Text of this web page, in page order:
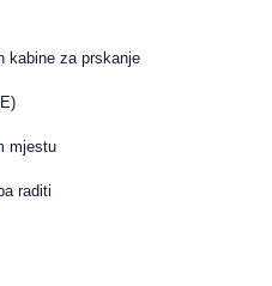
kabine za prskanje
mjestu
raditi